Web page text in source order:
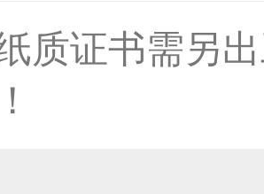
用户作品
质证书需另